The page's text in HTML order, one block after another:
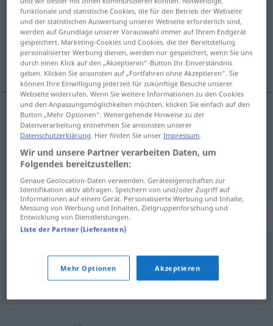
Übersicht aller Übersetzungen
(Für mehr Details die Übersetzung anklicken/antippen)
Schmuggel, Schmuggelware
Schmuggelm matute
Schmuggelwaref matutemercancía
Synonyme für "matute"
contrabando,alijo
funktionale und statistische Cookies, die für den Betrieb der Webseite
und der statistischen Auswertung unserer Webseite erforderlich sind,
werden auf Grundlage unserer Vorauswahl immer auf Ihrem Endgerät
gespeichert. Marketing-Cookies und Cookies, die der Bereitstellung
personalisierter Werbung dienen, werden nur gespeichert, wenn Sie uns
durch einen Klick auf den „Akzeptieren“-Button Ihr Einverständnis
geben. Klicken Sie ansonsten auf „Fortfahren ohne Akzeptieren“. Sie
können Ihre Einwilligung jederzeit für zukünftige Besuche unserer
Webseite widerrufen. Wenn Sie weitere Informationen zu den Cookies
und den Anpassungsmöglichkeiten möchten, klicken Sie einfach auf den
Button „Mehr Optionen“. Weitergehende Hinweise zu der
Datenverarbeitung entnehmen Sie ansonsten unserer
Datenschutzerklärung. Hier finden Sie unserImpressum.
Wir und unsere Partner verarbeiten Daten, um
Folgendes bereitzustellen:
Genaue Geolocation-Daten verwenden. Geräteeigenschaften zur
Identifikation aktiv abfragen. Speichern von und/oder Zugriff auf
Informationen auf einem Gerät. Personalisierte Werbung und Inhalte,
Messung von Werbung und Inhalten, Zielgruppenforschung und
Entwicklung von Dienstleistungen.
Liste der Partner (Lieferanten)
Mehr Optionen Akzeptieren